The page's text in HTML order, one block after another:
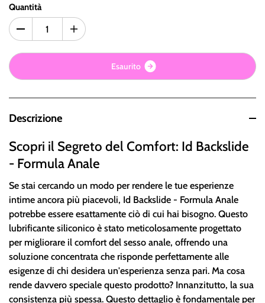
Quantità
Esaurito
Descrizione
Scopri il Segreto del Comfort: Id Backslide
- Formula Anale
Se stai cercando un modo per rendere le tue esperienze
intime ancora più piacevoli, Id Backslide - Formula Anale
potrebbe essere esattamente ciò di cui hai bisogno. Questo
lubrificante siliconico è stato meticolosamente progettato
per migliorare il comfort del sesso anale, offrendo una
soluzione concentrata che risponde perfettamente alle
esigenze di chi desidera un'esperienza senza pari. Ma cosa
rende davvero speciale questo prodotto? Innanzitutto, la sua
consistenza più spessa. Questo dettaglio è fondamentale per